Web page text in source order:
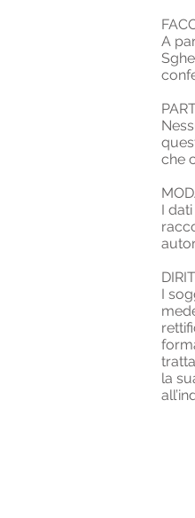
A
che
I
I
la